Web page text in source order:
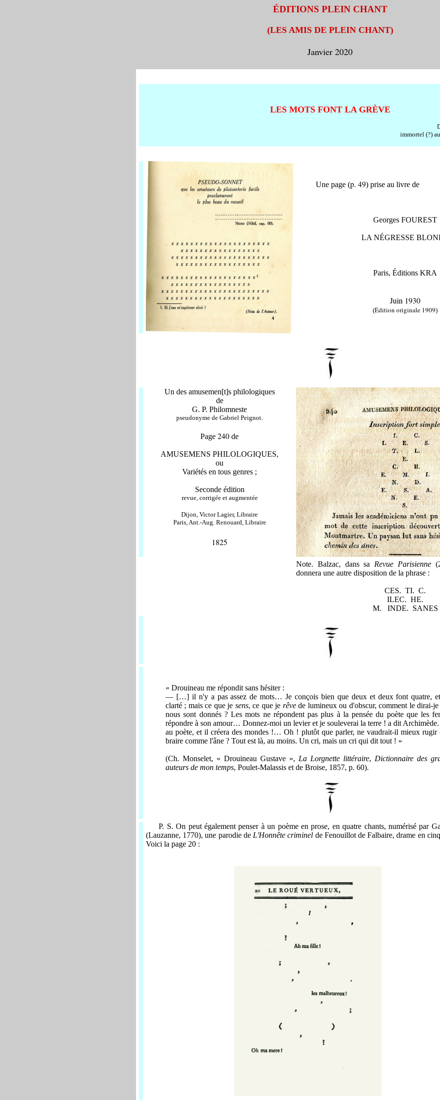
ÉDITIONS PLEIN CHANT
(LES AMIS DE PLEIN CHANT)
Janvier 2020
LES MOTS FONT LA GRÈVE
immortel (?)
Une page (p. 49) prise au livre de
Georges FOUREST
LA NÉGRESSE
Paris, Éditions KRA
Juin 1930
(Édition originale 1909)
Un des amusemen[t]s philologiques
de
G. P. Philomneste
pseudonyme de Gabriel Peignot.
Page 240 de
AMUSEMENS PHILOLOGIQUES,
ou
Variétés en tous genres ;
Seconde édition
revue, corrigée et augmentée
Dijon, Victor Lagier, Libraire
Paris, Ant.-Aug. Renouard, Libraire
1825
Note. Balzac, dans sa Revue Parisienne
donnera une autre disposition de la phrase :
CES. TI. C.
ILEC. HE.
M. INDE. SANES
« Drouineau me répondit sans hésiter :
— […] il n'y a pas assez de mots… Je conçois bien que deux et deux font quatre,
clarté ; mais ce que je sens, ce que je rêvede lumineux ou d'obscur, comment le dirai-
nous sont donnés ? Les mots ne répondent pas plus à la pensée du poète que les
répondre à son amour… Donnez-moi un levier et je souleverai la terre ! a dit
au poète, et il créera des mondes !… Oh ! plutôt que parler, ne vaudrait-il mieux rugir
braire comme l'âne ? Tout est là, au moins. Un cri, mais un cri qui dit tout ! »
(Ch. Monselet, « Drouineau Gustave », La Lorgnette littéraire, Dictionnaire des
auteurs de mon temps, Poulet-Malassis et de Broise, 1857, p. 60).
P. S. On peut également penser à un poème en prose, en quatre chants, numérisé par
(Lauzanne, 1770),une parodie de L'Honnête criminel de Fenouillot de Falbaire,drame en
Voici la page 20 :